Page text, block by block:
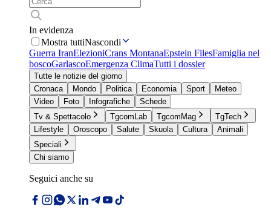
In evidenza
Mostra tuttiNascondi
Guerra IranElezioniCrans MontanaEpstein FilesFamiglia nel
boscoGarlascoEmergenza ClimaTutti i dossier
Tutte le notizie del giorno
Cronaca
Mondo Politica Economia Sport
Meteo
Video
Foto Infografiche
Schede
Tv & Spettacolo
TgcomLab TgcomMag
TgTech
Lifestyle
Oroscopo Salute Skuola Cultura
Animali
Speciali
Chi siamo
Seguici anche su